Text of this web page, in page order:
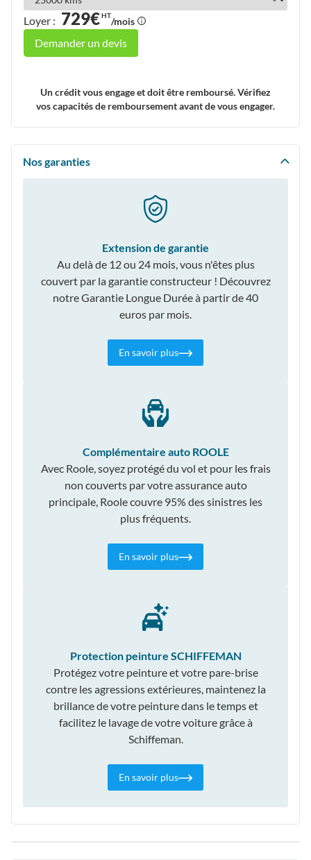
Loyer : 729€HT/mois
Demander un devis
Un crédit vous engage et doit être remboursé. Vérifiez
vos capacités de remboursement avant de vous engager.
Nos garanties
Extension de garantie
Au delà de 12 ou 24 mois, vous n'êtes plus
couvert par la garantie constructeur ! Découvrez
notre Garantie Longue Durée à partir de 40
euros par mois.
En savoir plus
Complémentaire auto ROOLE
Avec Roole, soyez protégé du vol et pour les frais
non couverts par votre assurance auto
principale, Roole couvre 95% des sinistres les
plus fréquents.
En savoir plus
Protection peinture SCHIFFEMAN
Protégez votre peinture et votre pare-brise
contre les agressions extérieures, maintenez la
brillance de votre peinture dans le temps et
facilitez le lavage de votre voiture grâce à
Schiffeman.
En savoir plus